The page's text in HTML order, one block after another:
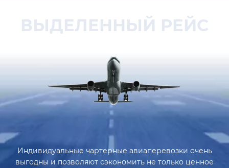
ВЫДЕЛЕННЫЙ РЕЙС
Индивидуальные чартерные авиаперевозки очень
выгодны и позволяют сэкономить не только ценное